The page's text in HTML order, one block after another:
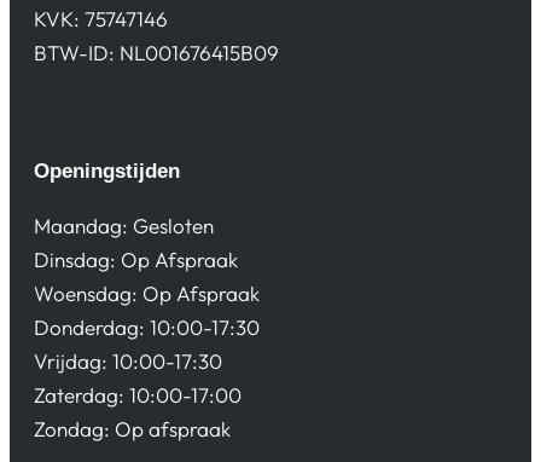
KVK: 75747146
BTW-ID: NL001676415B09
Openingstijden
Maandag: Gesloten
Dinsdag: Op Afspraak
Woensdag: Op Afspraak
Donderdag: 10:00-17:30
Vrijdag: 10:00-17:30
Zaterdag: 10:00-17:00
Zondag: Op afspraak